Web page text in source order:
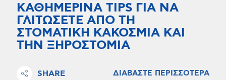
ΚΑΘΗΜΕΡΙΝΑ TIPS ΓΙΑ ΝΑ
ΓΛΙΤΩΣΕΤΕ ΑΠΟ ΤΗ
ΣΤΟΜΑΤΙΚΗ ΚΑΚΟΣΜΙΑ ΚΑΙ
ΤΗΝ ΞΗΡΟΣΤΟΜΙΑ
SHARE ΔΙΑΒΑΣΤΕ ΠΕΡΙΣΣΟΤΕΡΑ